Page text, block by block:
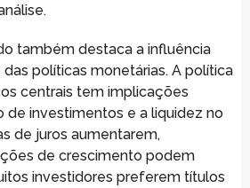
também destaca a influência
políticas monetárias. A política
centrais tem implicações
de investimentos e a liquidez no
de juros aumentarem,
de crescimento podem
investidores preferem títulos